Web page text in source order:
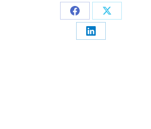
Partager
sur
Partager
Partager